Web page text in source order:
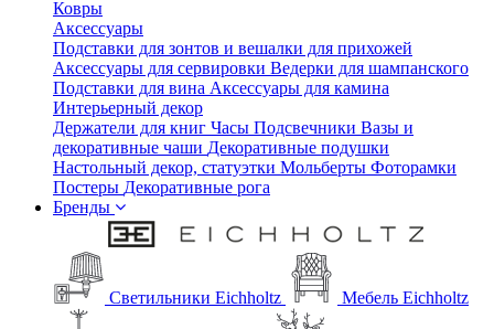
Ковры
Аксессуары
Подставки для зонтов и вешалки для прихожей
Аксессуары для сервировки Ведерки для шампанского
Подставки для вина Аксессуары для камина
Интерьерный декор
Держатели для книг Часы Подсвечники Вазы и
декоративные чаши Декоративные подушки
Настольный декор, статуэтки Мольберты Фоторамки
Постеры Декоративные рога
Бренды
Светильники Eichholtz Мебель Eichholtz